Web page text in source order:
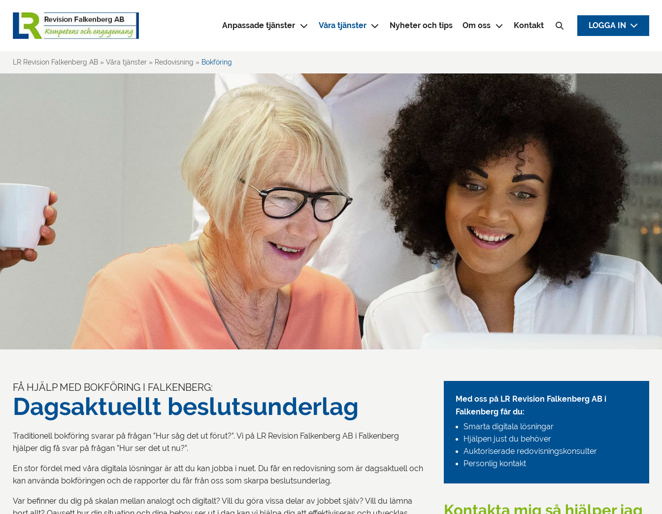
Anpassade tjänster Våra tjänster Nyheter och tips Om oss Kontakt
Sök efter:
LOGGA IN
LR Revision Falkenberg AB » Våra tjänster » Redovisning » Bokföring
FÅ HJÄLP MED BOKFÖRING I FALKENBERG:
Dagsaktuellt beslutsunderlag
Traditionell bokföring svarar på frågan ”Hur såg det ut förut?”. Vi på LR Revision Falkenberg AB i Falkenberg
hjälper dig få svar på frågan ”Hur ser det ut nu?”.
En stor fördel med våra digitala lösningar är att du kan jobba i nuet. Du får en redovisning som är dagsaktuell och
kan använda bokföringen och de rapporter du får från oss som skarpa beslutsunderlag.
Var befinner du dig på skalan mellan analogt och digitalt? Vill du göra vissa delar av jobbet själv? Vill du lämna
Med oss på LR Revision Falkenberg AB i
Falkenberg får du:
Smarta digitala lösningar
Hjälpen just du behöver
Auktoriserade redovisningskonsulter
Personlig kontakt
Kontakta mig så hjälper jag